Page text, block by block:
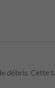
débris. Cette